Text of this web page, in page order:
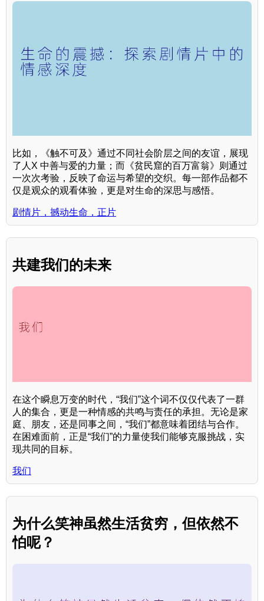
比如，《触不可及》通过不同社会阶层之间的友谊，展现
了人X 中善与爱的力量；而《贫民窟的百万富翁》则通过
一次次考验，反映了命运与希望的交织。每一部作品都不
仅是观众的观看体验，更是对生命的深思与感悟。
剧情片，撼动生命，正片
共建我们的未来
在这个瞬息万变的时代，“我们”这个词不仅仅代表了一群
人的集合，更是一种情感的共鸣与责任的承担。无论是家
庭、朋友，还是同事之间，“我们”都意味着团结与合作。
在困难面前，正是“我们”的力量使我们能够克服挑战，实
现共同的目标。
我们
为什么笑神虽然生活贫穷，但依然不
怕呢？